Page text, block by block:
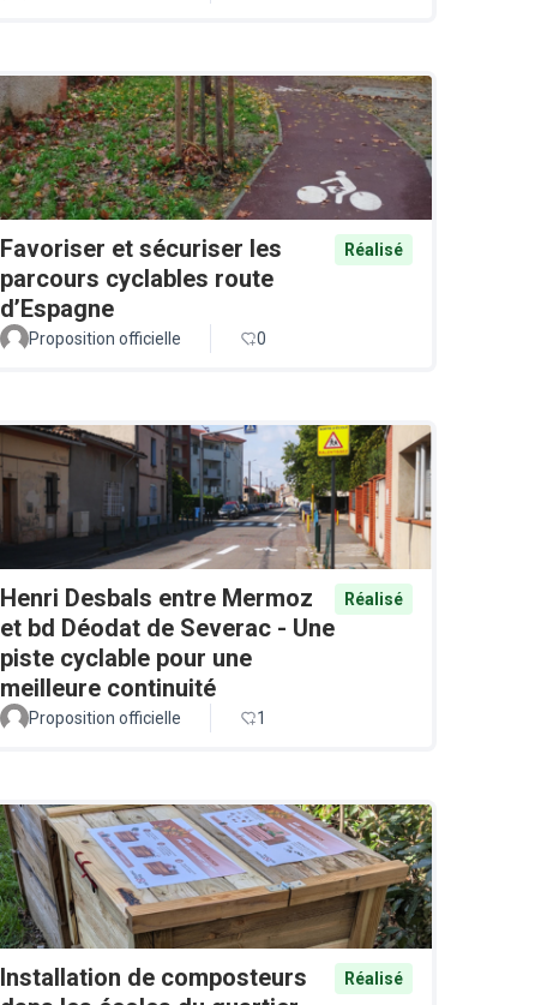
Favoriser et sécuriser les
parcours cyclables route
d’Espagne
Réalisé
Proposition officielle 0
Henri Desbals entre Mermoz
et bd Déodat de Severac - Une
piste cyclable pour une
meilleure continuité
Réalisé
Proposition officielle 1
Installation de composteurs
Réalisé